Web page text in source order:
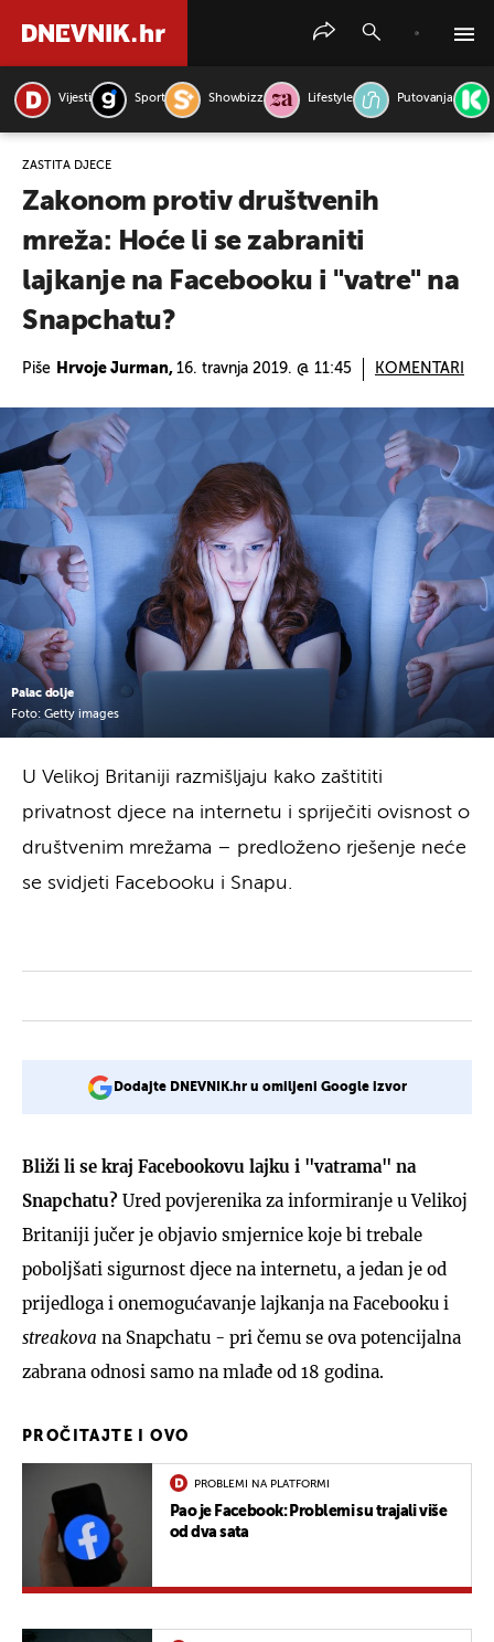
Vijesti Sport Showbizz Lifestyle Putovanja
ZAŠTITA DJECE
Zakonom protiv društvenih
mreža: Hoće li se zabraniti
lajkanje na Facebooku i "vatre" na
Snapchatu?
Piše Hrvoje Jurman, 16. travnja 2019. @ 11:45 KOMENTARI
Palac dolje
Foto: Getty images
U Velikoj Britaniji razmišljaju kako zaštititi
privatnost djece na internetu i spriječiti ovisnost o
društvenim mrežama – predloženo rješenje neće
se svidjeti Facebooku i Snapu.
Dodajte DNEVNIK.hr u omiljeni Google izvor
Bliži li se kraj Facebookovu lajku i "vatrama" na
Snapchatu? Ured povjerenika za informiranje u Velikoj
Britaniji jučer je objavio smjernice koje bi trebale
poboljšati sigurnost djece na internetu, a jedan je od
prijedloga i onemogućavanje lajkanja na Facebooku i
streakova na Snapchatu - pri čemu se ova potencijalna
zabrana odnosi samo na mlađe od 18 godina.
PROČITAJTE I OVO
PROBLEMI NA PLATFORMI
Pao je Facebook: Problemi su trajali više
od dva sata
PRETRAŽITE VIJESTI